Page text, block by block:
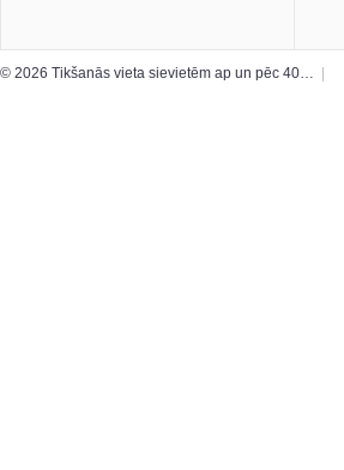
© 2026 Tikšanās vieta sievietēm ap un pēc 40…